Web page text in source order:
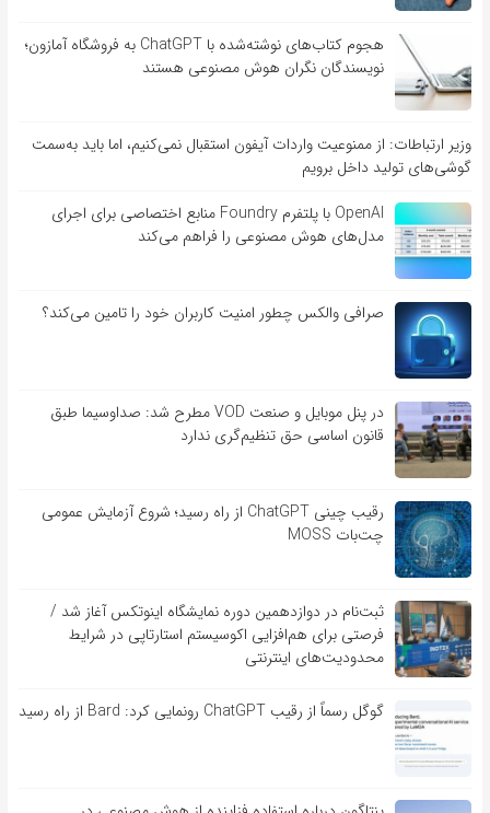
هجوم کتاب‌های نوشته‌شده با ChatGPT به فروشگاه آمازون؛
نویسندگان نگران هوش مصنوعی هستند
وزیر ارتباطات: از ممنوعیت واردات آیفون استقبال نمی‌کنیم، اما باید به‌سمت
گوشی‌های تولید داخل برویم
OpenAI با پلتفرم Foundry منابع اختصاصی برای اجرای
مدل‌های هوش مصنوعی را فراهم می‌کند
صرافی والکس چطور امنیت کاربران خود را تامین می‌کند؟
در پنل موبایل و صنعت VOD مطرح شد: صداوسیما طبق
قانون اساسی حق تنظیم‌گری ندارد
رقیب چینی ChatGPT از راه رسید؛ شروع آزمایش عمومی
چت‌بات MOSS
ثبت‌نام در دوازدهمین دوره نمایشگاه اینوتکس آغاز شد /
فرصتی برای هم‌افزایی اکوسیستم استارتاپی در شرایط
محدودیت‌های اینترنتی
گوگل رسماً از رقیب ChatGPT رونمایی کرد: Bard از راه رسید